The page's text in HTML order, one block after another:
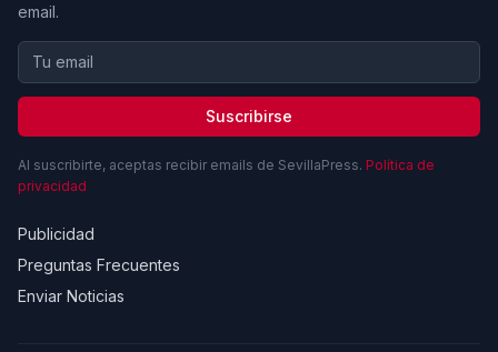
email.
Suscribirse
Al suscribirte, aceptas recibir emails de SevillaPress. Política de
privacidad
Publicidad
Preguntas Frecuentes
Enviar Noticias